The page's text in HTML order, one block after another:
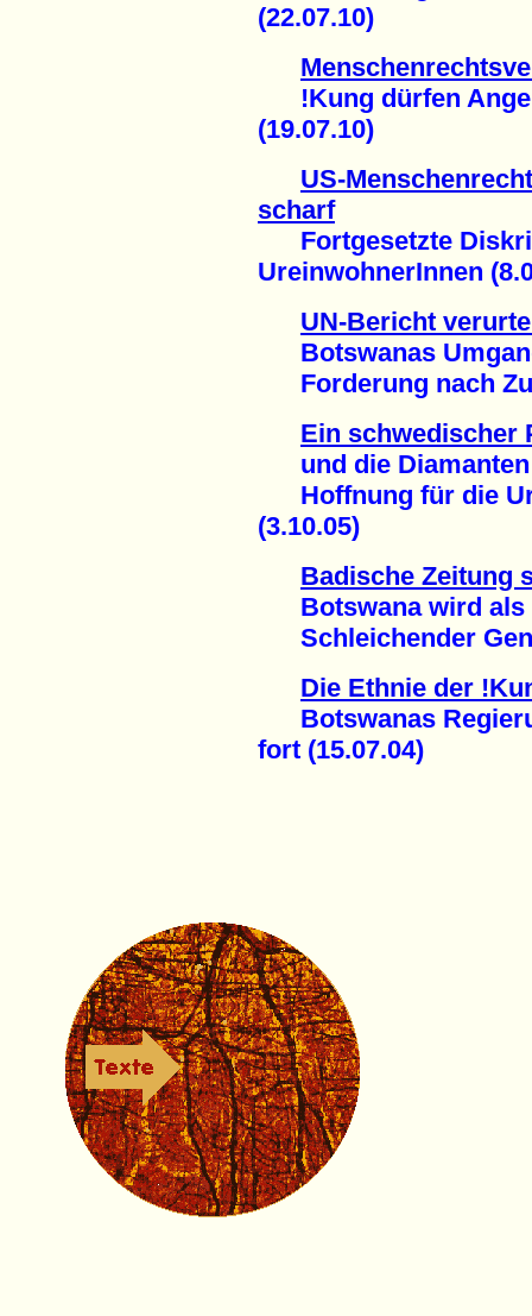
(22.07.10)
!Kung dürfen
(19.07.10)
US-
scharf
Fortgesetzte
UreinwohnerInnen
UN-Bericht
Botswanas
Forderung nach
Ein schwedischer
und die Diamanten
Hoffnung für die
(3.10.05)
Badische Zeitung
Botswana wird als
Schleichender
Die Ethnie der
Botswanas
fort (15.07.04)